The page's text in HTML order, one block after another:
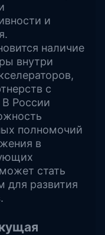
и
наличие
внутри
с
России
полномочий
в
стать
для развития